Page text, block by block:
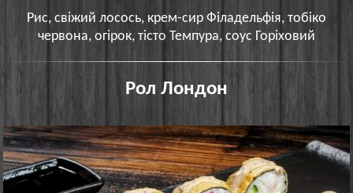
Рис, свіжий лосось, крем-сир Філадельфія, тобіко
червона, огірок, тісто Темпура, соус Горіховий
Рол Лондон